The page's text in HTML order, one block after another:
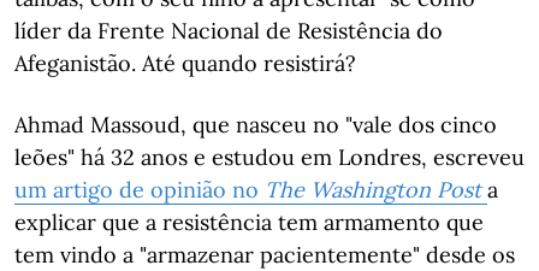
líder da Frente Nacional de Resistência do
Afeganistão. Até quando resistirá?
Ahmad Massoud, que nasceu no "vale dos cinco
leões" há 32 anos e estudou em Londres, escreveu
um artigo de opinião no The Washington Post a
explicar que a resistência tem armamento que
tem vindo a "armazenar pacientemente" desde os